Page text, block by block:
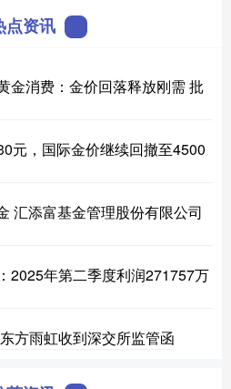
点资讯
金消费：金价回落释放刚需 批
元，国际金价继续回撤至4500
汇添富基金管理股份有限公司
2025年第二季度利润271757万
方雨虹收到深交所监管函